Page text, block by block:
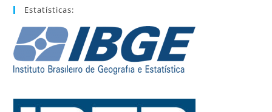
Estatísticas: